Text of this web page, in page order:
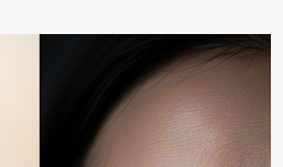
còn muốn làm gì ngoài việc
cuộc sống không cho phép tôi mãi
bạn bè và những người thân
tang lễ chu toàn. Và hôm nay là
sau khi cô ấy rời xa tôi mãi